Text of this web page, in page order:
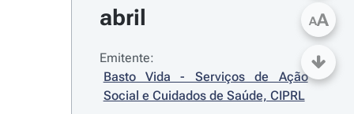
abril
Emitente:
Basto Vida - Serviços de Ação
Social e Cuidados de Saúde, CIPRL
AA